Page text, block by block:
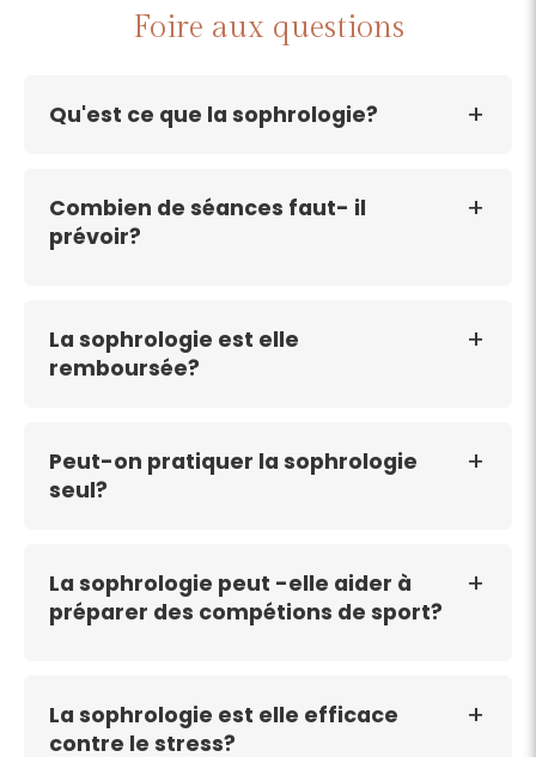
Foire aux questions
Qu'est ce que la sophrologie?
Combien de séances faut- il
prévoir?
La sophrologie est elle
remboursée?
Peut-on pratiquer la sophrologie
seul?
La sophrologie peut -elle aider à
préparer des compétions de sport?
La sophrologie est elle efficace
contre le stress?